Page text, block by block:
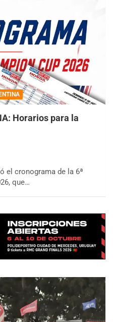
Horarios para la
el cronograma de la 6ª
que…